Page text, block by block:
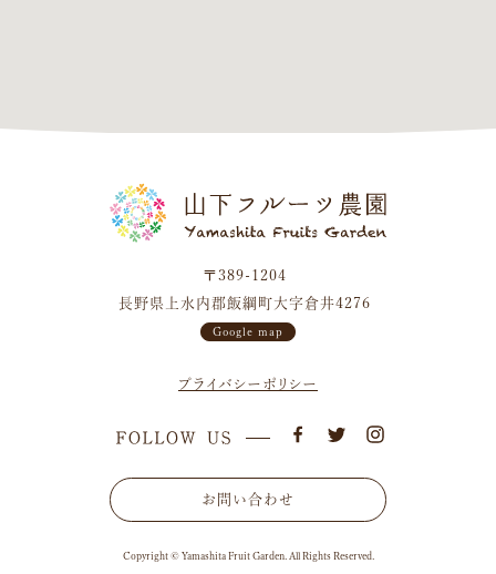
〒389-1204
長野県上水内郡飯綱町大字倉井4276
Google map
プライバシーポリシー
お問い合わせ
Copyright © Yamashita Fruit Garden. All Rights Reserved.